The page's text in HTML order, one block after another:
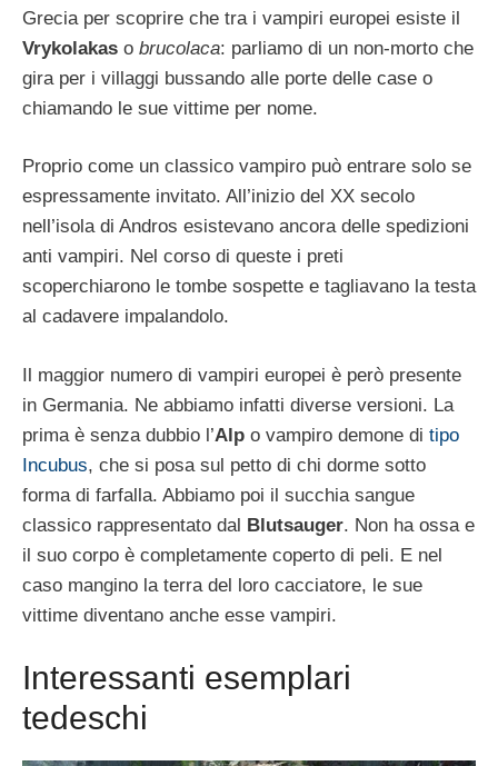
Grecia per scoprire che tra i vampiri europei esiste il
Vrykolakas o brucolaca: parliamo di un non-morto che
gira per i villaggi bussando alle porte delle case o
chiamando le sue vittime per nome.
Proprio come un classico vampiro può entrare solo se
espressamente invitato. All’inizio del XX secolo
nell’isola di Andros esistevano ancora delle spedizioni
anti vampiri. Nel corso di queste i preti
scoperchiarono le tombe sospette e tagliavano la testa
al cadavere impalandolo.
Il maggior numero di vampiri europei è però presente
in Germania. Ne abbiamo infatti diverse versioni. La
prima è senza dubbio l’Alp o vampiro demone di tipo
Incubus, che si posa sul petto di chi dorme sotto
forma di farfalla. Abbiamo poi il succhia sangue
classico rappresentato dal Blutsauger. Non ha ossa e
il suo corpo è completamente coperto di peli. E nel
caso mangino la terra del loro cacciatore, le sue
vittime diventano anche esse vampiri.
Interessanti esemplari
tedeschi